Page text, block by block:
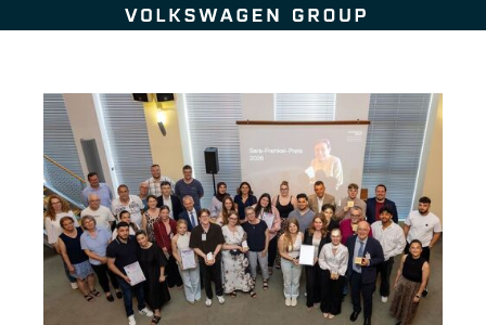
Zum Seiteninhalt springen